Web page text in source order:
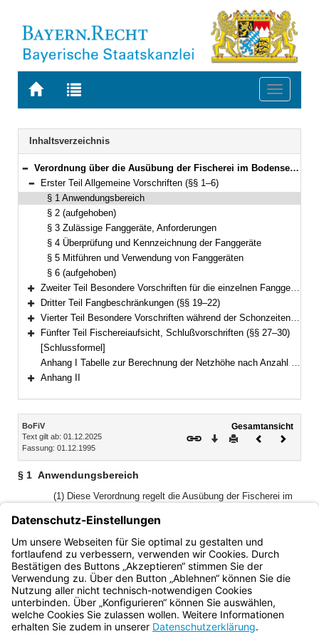
Zur
BAYERN.RECHT
Zur
letzten
Suche
Toggle
Navigation
Inhaltsverzeichnis
Bereich reduzieren
Verordnung über die Ausübung der Fischerei im Bodensee (Bodenseefischereiverordnung – BoFiV) Vom 1. Dezember 1995 (GVBl. S. 825) BayRS 793-7-L (§§ 1–30)
Bereich reduzieren
Erster Teil Allgemeine Vorschriften (§§ 1–6)
§ 1 Anwendungsbereich
§ 2 (aufgehoben)
§ 3 Zulässige Fanggeräte, Anforderungen
§ 4 Überprüfung und Kennzeichnung der Fanggeräte
§ 5 Mitführen und Verwendung von Fanggeräten
§ 6 (aufgehoben)
Bereich erweitern
Zweiter Teil Besondere Vorschriften für die einzelnen Fanggeräte (§§ 7–18)
Bereich erweitern
Dritter Teil Fangbeschränkungen (§§ 19–22)
Bereich erweitern
Vierter Teil Besondere Vorschriften während der Schonzeiten (§§ 23–26)
Bereich erweitern
Fünfter Teil Fischereiaufsicht, Schlußvorschriften (§§ 27–30)
[Schlussformel]
Anhang I Tabelle zur Berechnung der Netzhöhe nach Anzahl der Maschen
Anhang II
Inhalt
BoFiV
Text gilt ab: 01.12.2025
Fassung: 01.12.1995
Gesamtansicht
Download
DruckenVorheriges
§ 1 Anwendungsbereich
(1) Diese Verordnung regelt die Ausübung der Fischerei im
(2) Die Vorschriften der Verordnung zur Ausführung des
Bayerischen Fischereigesetzes finden Anwendung, soweit
diese Verordnung nichts anderes bestimmt.
Bayern.de
BayernPortal